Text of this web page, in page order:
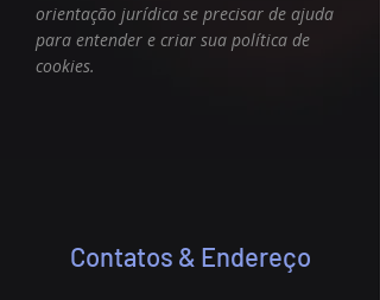
orientação jurídica se precisar de ajuda
para entender e criar sua política de
cookies.
Contatos & Endereço